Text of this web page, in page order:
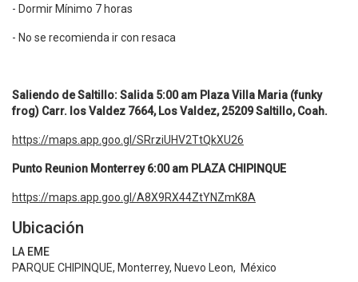
- Dormir Mínimo 7 horas
- No se recomienda ir con resaca
Saliendo de Saltillo: Salida 5:00 am Plaza Villa Maria (funky
frog) Carr. los Valdez 7664, Los Valdez, 25209 Saltillo, Coah.
https://maps.app.goo.gl/SRrziUHV2TtQkXU26
Punto Reunion Monterrey 6:00 am PLAZA CHIPINQUE
https://maps.app.goo.gl/A8X9RX44ZtYNZmK8A
Ubicación
LA EME
PARQUE CHIPINQUE, Monterrey, Nuevo Leon, México